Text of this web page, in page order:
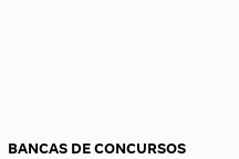
BANCAS DE CONCURSOS